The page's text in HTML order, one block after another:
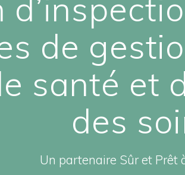
de
santé et
des
Un partenaire Sûr et Prêt